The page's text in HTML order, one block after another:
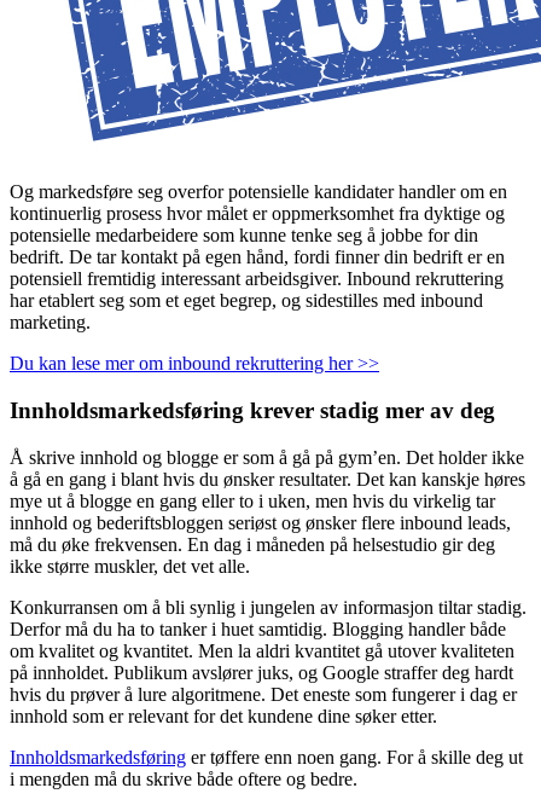
Og markedsføre seg overfor potensielle kandidater handler om en
kontinuerlig prosess hvor målet er oppmerksomhet fra dyktige og
potensielle medarbeidere som kunne tenke seg å jobbe for din
bedrift. De tar kontakt på egen hånd, fordi finner din bedrift er en
potensiell fremtidig interessant arbeidsgiver. Inbound rekruttering
har etablert seg som et eget begrep, og sidestilles med inbound
marketing.
Du kan lese mer om inbound rekruttering her >>
Innholdsmarkedsføring krever stadig mer av deg
Å skrive innhold og blogge er som å gå på gym’en. Det holder ikke
å gå en gang i blant hvis du ønsker resultater. Det kan kanskje høres
mye ut å blogge en gang eller to i uken, men hvis du virkelig tar
innhold og bederiftsbloggen seriøst og ønsker flere inbound leads,
må du øke frekvensen. En dag i måneden på helsestudio gir deg
ikke større muskler, det vet alle.
Konkurransen om å bli synlig i jungelen av informasjon tiltar stadig.
Derfor må du ha to tanker i huet samtidig. Blogging handler både
om kvalitet og kvantitet. Men la aldri kvantitet gå utover kvaliteten
på innholdet. Publikum avslører juks, og Google straffer deg hardt
hvis du prøver å lure algoritmene. Det eneste som fungerer i dag er
innhold som er relevant for det kundene dine søker etter.
Innholdsmarkedsføring er tøffere enn noen gang. For å skille deg ut
i mengden må du skrive både oftere og bedre.